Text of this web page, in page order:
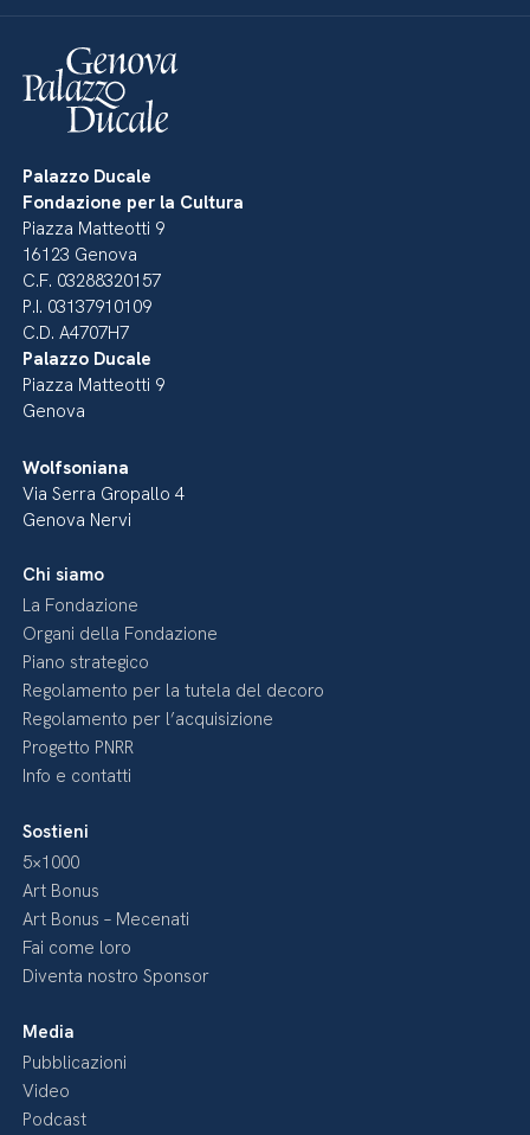
Palazzo Ducale
Fondazione per la Cultura
Piazza Matteotti 9
16123 Genova
C.F. 03288320157
P.I. 03137910109
C.D. A4707H7
Palazzo Ducale
Piazza Matteotti 9
Genova
Wolfsoniana
Via Serra Gropallo 4
Genova Nervi
Chi siamo
La Fondazione
Organi della Fondazione
Piano strategico
Regolamento per la tutela del decoro
Regolamento per l’acquisizione
Progetto PNRR
Info e contatti
Sostieni
5×1000
Art Bonus
Art Bonus – Mecenati
Fai come loro
Diventa nostro Sponsor
Media
Pubblicazioni
Video
Podcast